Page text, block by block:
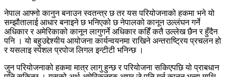
नेपाल आफ्नो कानुन बनाउन स्वतन्त्र छ तर यस परियोजनाको हकमा भने यो
सम्झौतालाई आधार बनाइने छ भनिएको छ नेपालको कानून उल्लंघन गर्ने
अधिकार र अमेरिकाको कानून लागुगर्ने अधिकार कहिँ कतै उल्लेख छैन र हुँदैन
पनि । यो बहुउद्देश्यीय आयोजना कार्यन्वयनमा राखिने अन्तराष्ट्रिय प्रचलन हो
र यसलाइ स्पेशल प्रपोज लिगल इन्टीटी भनिन्छ ।
जुन परियोजनाको हकमा मात्र लागु हुन्छ र परियोजना सकिएपछि यो प्राबधान